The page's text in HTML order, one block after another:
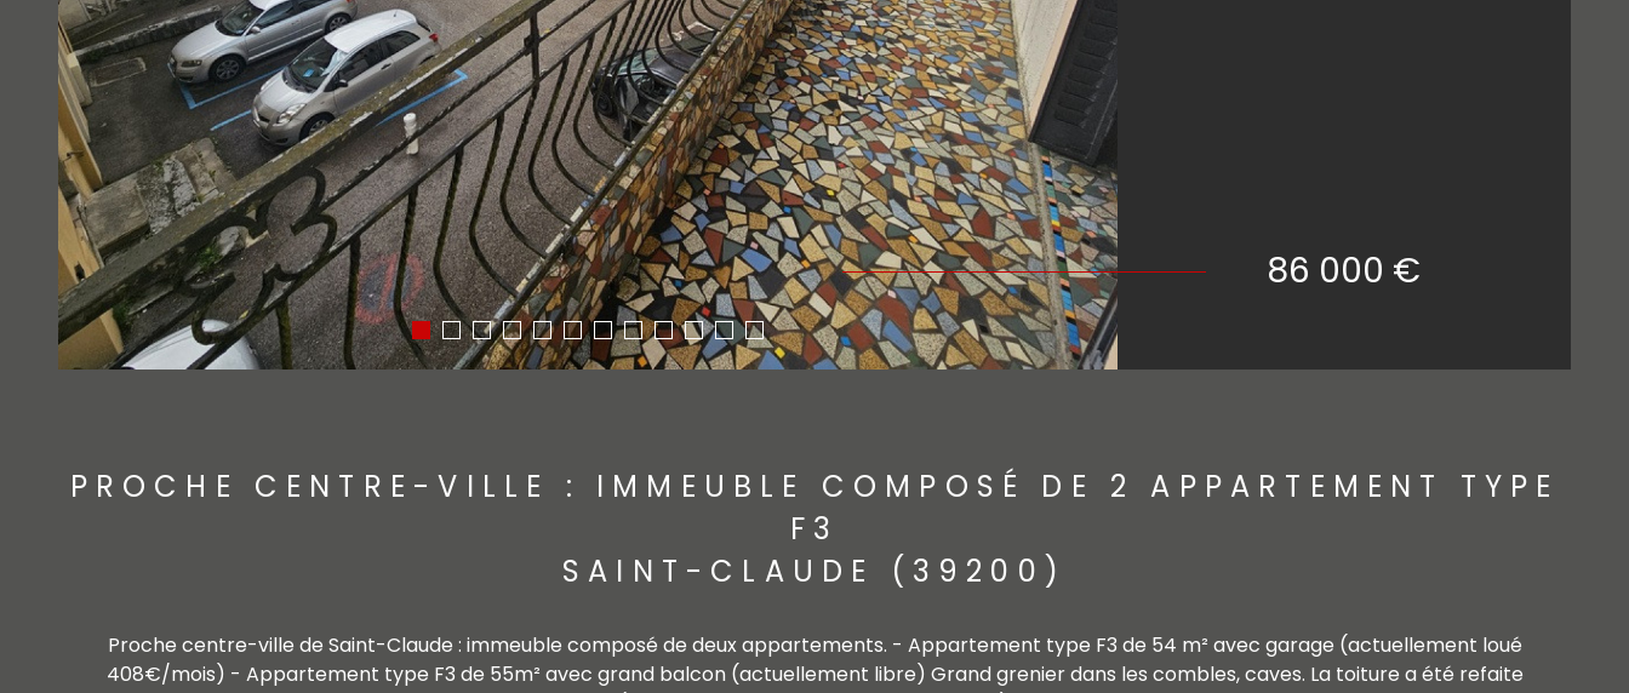
86 000 €
PROCHE CENTRE-VILLE : IMMEUBLE COMPOSÉ DE 2 APPARTEMENT TYPE
F3
SAINT-CLAUDE (39200)
Proche centre-ville de Saint-Claude : immeuble composé de deux appartements. - Appartement type F3 de 54 m² avec garage (actuellement loué
408€/mois) - Appartement type F3 de 55m² avec grand balcon (actuellement libre) Grand grenier dans les combles, caves. La toiture a été refaite